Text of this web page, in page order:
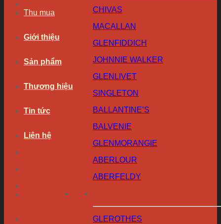
Thu mua
Giới thiệu
Sản phẩm
Thương hiệu
Tin tức
Liên hệ
CHIVAS
MACALLAN
GLENFIDDICH
JOHNNIE WALKER
GLENLIVET
SINGLETON
BALLANTINE’S
BALVENIE
GLENMORANGIE
ABERLOUR
ABERFELDY
GLEROTHES